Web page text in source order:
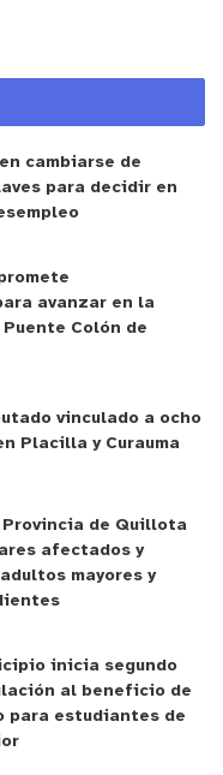
cambiarse de
para decidir en
avanzar en la
Colón de
vinculado a ocho
Placilla y Curauma
de Quillota
afectados y
mayores y
inicia segundo
al beneficio de
para estudiantes de